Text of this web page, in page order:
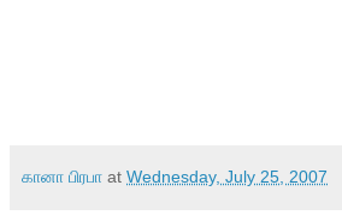
கானா பிரபா at Wednesday, July 25, 2007